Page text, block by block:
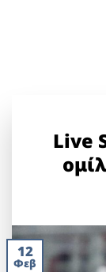
Live
12
Φεβ